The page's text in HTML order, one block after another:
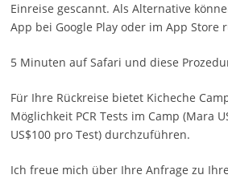
Einreise gescannt. Als Alternative
App bei Google Play oder im App Store
5 Minuten auf Safari und diese
Für Ihre Rückreise bietet Kicheche
Möglichkeit PCR Tests im Camp (Mara
US$100 pro Test) durchzuführen.
Ich freue mich über Ihre Anfrage zu